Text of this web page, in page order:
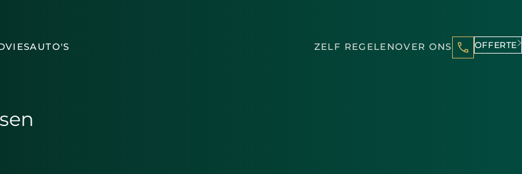
AUTO'S ZELF REGELENOVER ONS OFFERTE